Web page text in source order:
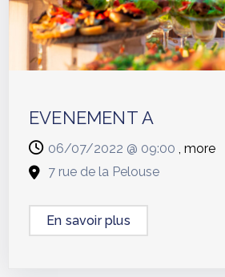
EVENEMENT A
06/07/2022 @ 09:00 , more
7 rue de la Pelouse
En savoir plus